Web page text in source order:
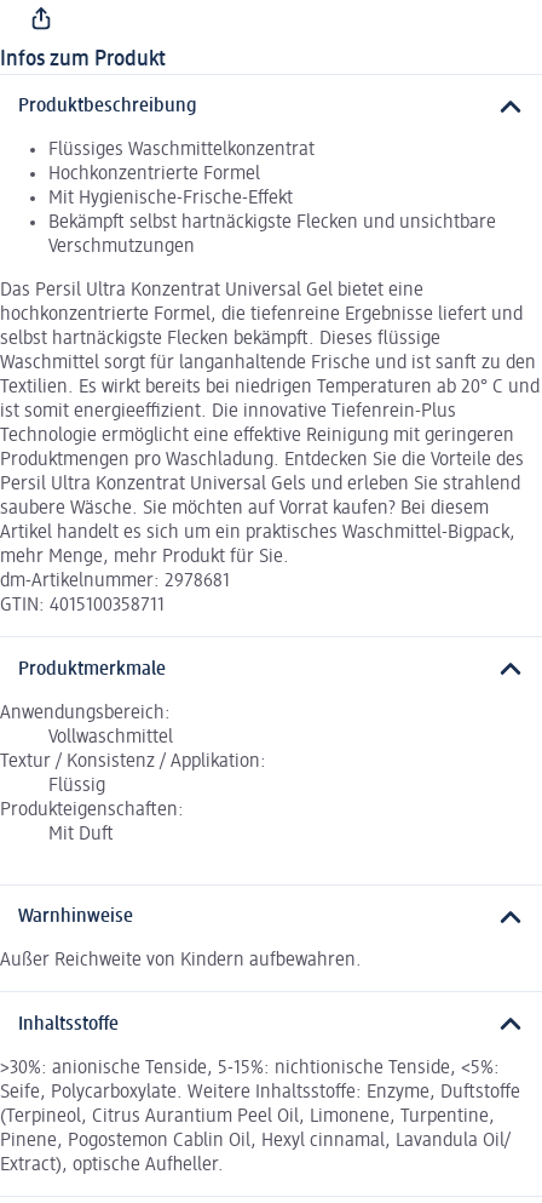
Infos zum Produkt
Produktbeschreibung
Flüssiges Waschmittelkonzentrat
Hochkonzentrierte Formel
Mit Hygienische-Frische-Effekt
Bekämpft selbst hartnäckigste Flecken und unsichtbare
Verschmutzungen
Das Persil Ultra Konzentrat Universal Gel bietet eine
hochkonzentrierte Formel, die tiefenreine Ergebnisse liefert und
selbst hartnäckigste Flecken bekämpft. Dieses flüssige
Waschmittel sorgt für langanhaltende Frische und ist sanft zu den
Textilien. Es wirkt bereits bei niedrigen Temperaturen ab 20° C und
ist somit energieeffizient. Die innovative Tiefenrein-Plus
Technologie ermöglicht eine effektive Reinigung mit geringeren
Produktmengen pro Waschladung. Entdecken Sie die Vorteile des
Persil Ultra Konzentrat Universal Gels und erleben Sie strahlend
saubere Wäsche. Sie möchten auf Vorrat kaufen? Bei diesem
Artikel handelt es sich um ein praktisches Waschmittel-Bigpack,
mehr Menge, mehr Produkt für Sie.
dm-Artikelnummer: 2978681
GTIN: 4015100358711
Produktmerkmale
Anwendungsbereich:
Vollwaschmittel
Textur / Konsistenz / Applikation:
Flüssig
Produkteigenschaften:
Mit Duft
Warnhinweise
Außer Reichweite von Kindern aufbewahren.
Inhaltsstoffe
>30%: anionische Tenside, 5-15%: nichtionische Tenside, <5%:
Seife, Polycarboxylate. Weitere Inhaltsstoffe: Enzyme, Duftstoffe
(Terpineol, Citrus Aurantium Peel Oil, Limonene, Turpentine,
Pinene, Pogostemon Cablin Oil, Hexyl cinnamal, Lavandula Oil/
Extract), optische Aufheller.